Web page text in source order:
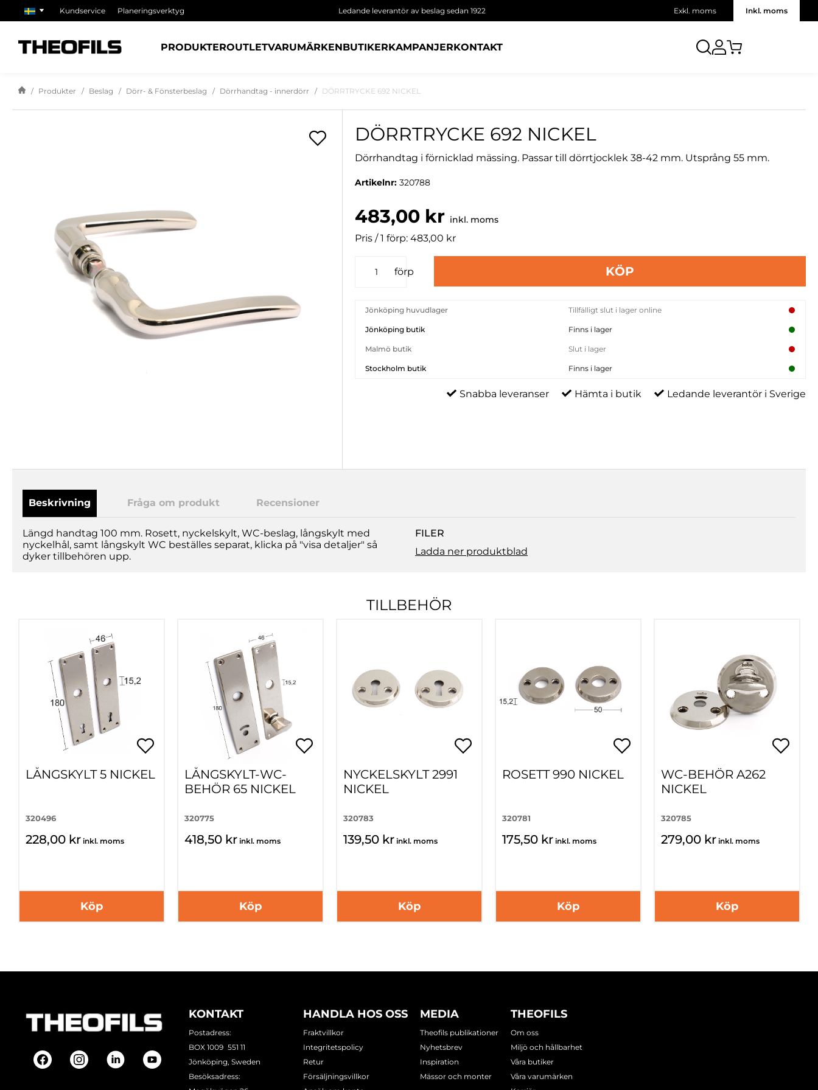
Kundservice Planeringsverktyg Ledande leverantör av beslag sedan 1922 Exkl. moms Inkl. moms
PRODUKTEROUTLETVARUMÄRKENBUTIKERKAMPANJERKONTAKT
Produkter Beslag Dörr- & Fönsterbeslag Dörrhandtag - innerdörr DÖRRTRYCKE 692 NICKEL
DÖRRTRYCKE 692 NICKEL
Dörrhandtag i förnicklad mässing. Passar till dörrtjocklek 38-42 mm. Utsprång 55 mm.
Artikelnr:320788
483,00 kr inkl. moms
Pris / 1 förp: 483,00 kr
förp KÖP
Jönköping huvudlager Tillfälligt slut i lager online
Jönköping butik Finns i lager
Malmö butik Slut i lager
Stockholm butik Finns i lager
Snabba leveranser Hämta i butik Ledande leverantör i Sverige
Beskrivning Fråga om produkt Recensioner
Längd handtag 100 mm. Rosett, nyckelskylt, WC-beslag, långskylt med
nyckelhål, samt långskylt WC beställes separat, klicka på "visa detaljer" så
dyker tillbehören upp.
FILER
Ladda ner produktblad
TILLBEHÖR
LÅNGSKYLT 5 NICKEL
320496
228,00 kr inkl. moms
Köp
LÅNGSKYLT-WC-
BEHÖR 65 NICKEL
320775
418,50 kr inkl. moms
Köp
NYCKELSKYLT 2991
NICKEL
320783
139,50 kr inkl. moms
Köp
ROSETT 990 NICKEL
320781
175,50 kr inkl. moms
Köp
WC-BEHÖR A262
NICKEL
320785
279,00 kr inkl. moms
Köp
KONTAKT
Postadress:
BOX 1009 551 11
Jönköping, Sweden
Besöksadress:
HANDLA HOS OSS
Fraktvillkor
Integritetspolicy
Retur
Försäljningsvillkor
MEDIA
Theofils publikationer
Nyhetsbrev
Inspiration
Mässor och monter
THEOFILS
Om oss
Miljö och hållbarhet
Våra butiker
Våra varumärken